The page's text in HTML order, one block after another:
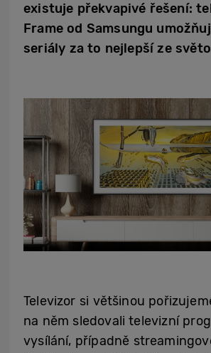
existuje překvapivé řešení:
Frame od Samsungu
seriály za to nejlepší ze
Televizor si většinou
na něm sledovali televizní
vysílání, případně